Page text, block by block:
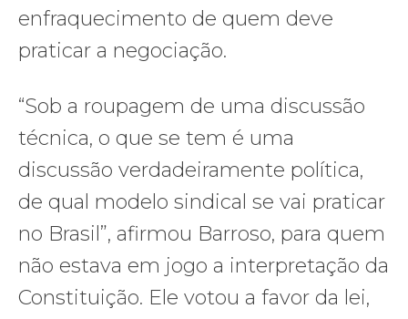
enfraquecimento de quem deve
praticar a negociação.
“Sob a roupagem de uma discussão
técnica, o que se tem é uma
discussão verdadeiramente política,
de qual modelo sindical se vai praticar
no Brasil”, afirmou Barroso, para quem
não estava em jogo a interpretação da
Constituição. Ele votou a favor da lei,